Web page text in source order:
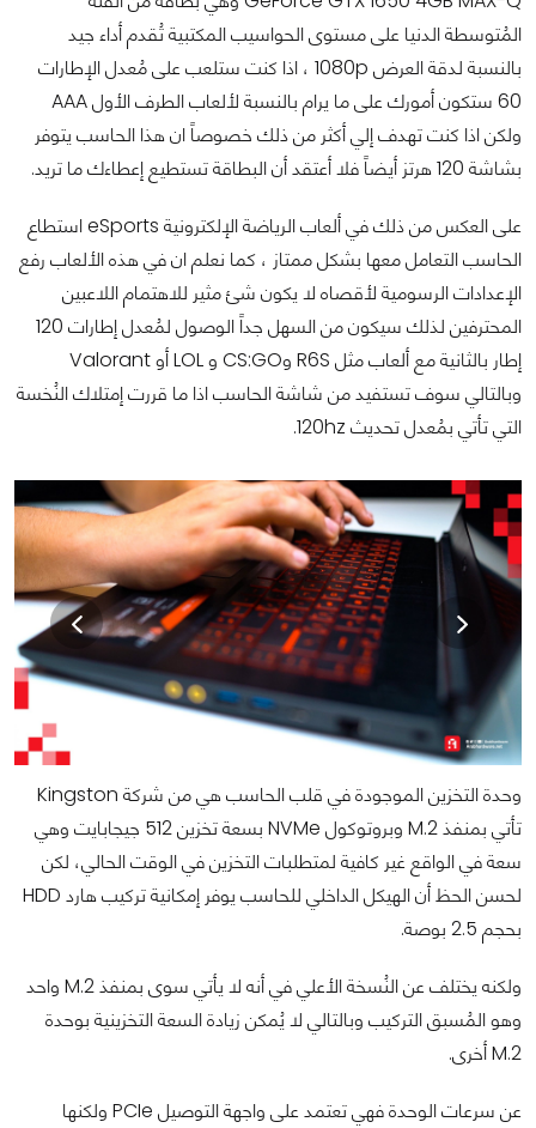
المُتوسطة الدنيا على مستوى الحواسيب المكتبية تُقدم أداء جيد
بالنسبة لدقة العرض 1080p ، اذا كنت ستلعب على مُعدل الإطارات
60 ستكون أمورك على ما يرام بالنسبة لألعاب الطرف الأول AAA
ولكن اذا كنت تهدف إلي أكثر من ذلك خصوصاً ان هذا الحاسب يتوفر
بشاشة 120 هرتز أيضاً فلا أعتقد أن البطاقة تستطيع إعطاءك ما تريد.
على العكس من ذلك في ألعاب الرياضة الإلكترونية eSports استطاع
الحاسب التعامل معها بشكل ممتاز ، كما نعلم ان في هذه الألعاب رفع
الإعدادات الرسومية لأقصاه لا يكون شئ مثير للاهتمام اللاعبين
المحترفين لذلك سيكون من السهل جداً الوصول لمُعدل إطارات 120
إطار بالثانية مع ألعاب مثل R6S وCS:GO و LOL أو Valorant
وبالتالي سوف تستفيد من شاشة الحاسب اذا ما قررت إمتلاك النُخسة
التي تأتي بمُعدل تحديث 120hz.
وحدة التخزين الموجودة في قلب الحاسب هي من شركة Kingston
تأتي بمنفذ M.2 وبروتوكول NVMe بسعة تخزين 512 جيجابايت وهي
سعة في الواقع غير كافية لمتطلبات التخزين في الوقت الحالي، لكن
لحسن الحظ أن الهيكل الداخلي للحاسب يوفر إمكانية تركيب هارد HDD
بحجم 2.5 بوصة.
ولكنه يختلف عن النُسخة الأعلي في أنه لا يأتي سوى بمنفذ M.2 واحد
وهو المُسبق التركيب وبالتالي لا يُمكن زيادة السعة التخزينية بوحدة
M.2 أخرى.
عن سرعات الوحدة فهي تعتمد على واجهة التوصيل PCIe ولكنها